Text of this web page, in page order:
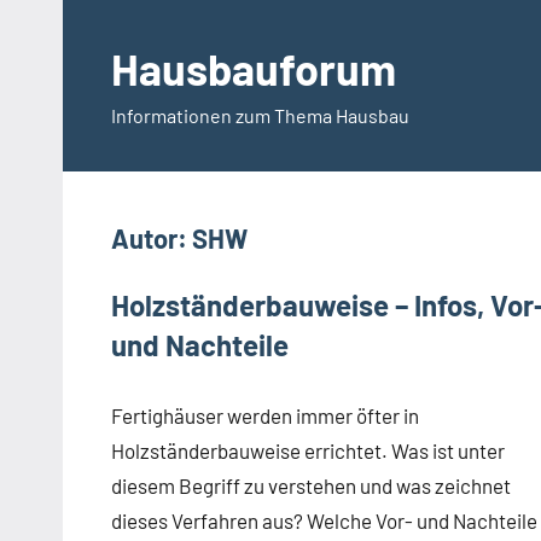
springenHausbauforum
Informationen zum Thema Hausbau
Autor: SHW
Holzständerbauweise – Infos,
und Nachteile
Fertighäuser werden immer öfter in
Holzständerbauweise errichtet. Was ist unter
diesem Begriff zu verstehen und was zeichnet
dieses Verfahren aus? Welche Vor- und Nachteile